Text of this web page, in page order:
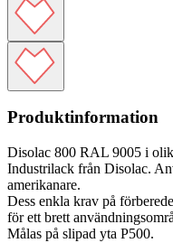
Produktinformation
Disolac 800 RAL 9005 i
Industrilack från Disolac.
amerikanare.
Dess enkla krav på
för ett brett
Målas på slipad yta P500.